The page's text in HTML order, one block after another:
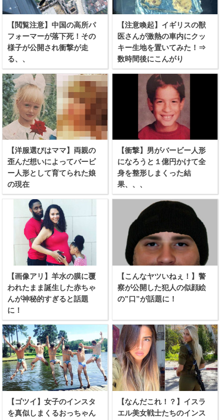
【閲覧注意】中国の高所パ
フォーマーが落下死！その
様子が公開され衝撃が走
る、、
【注意喚起】イギリスの獣
医さんが激熱の車内にクッ
キー生地を置いてみた！⇒
数時間後にこんがり
【洋服選びはママ】両親の
歪んだ想いによってバービ
ー人形として育てられた娘
の現在
【衝撃】男がバービー人形
になろうと１億円かけて全
身を整形しまくった結
果、、、
【画像アリ】羊水の膜に覆
われたまま誕生した赤ちゃ
んが神秘的すぎると話題
に！
【こんなヤツいねぇ！】警
察が公開した犯人の似顔絵
の”口”が話題に！
【ゴツイ】女子のインスタ
を真似しまくるおっちゃん
【なんだこれ！？】イスラ
エル美女戦士たちのインス